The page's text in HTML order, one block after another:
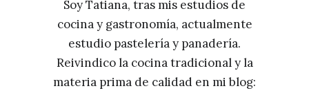
Soy Tatiana, tras mis estudios de
cocina y gastronomía, actualmente
estudio pastelería y panadería.
Reivindico la cocina tradicional y la
materia prima de calidad en mi blog: